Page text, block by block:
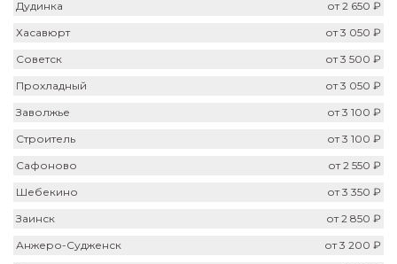
Дудинка
от 2 650 ₽
Хасавюрт
от 3 050 ₽
Советск
от 3 500 ₽
Прохладный
от 3 050 ₽
Заволжье
от 3 100 ₽
Строитель
от 3 100 ₽
Сафоново
от 2 550 ₽
Шебекино
от 3 350 ₽
Заинск
от 2 850 ₽
Анжеро-Судженск
от 3 200 ₽